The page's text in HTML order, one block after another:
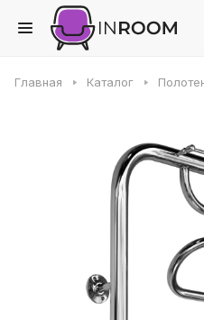
Главная Каталог